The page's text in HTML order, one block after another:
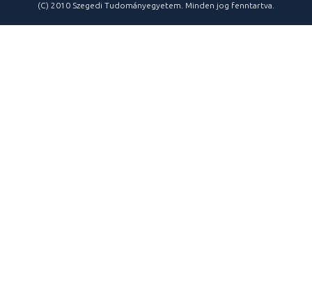
(C) 2010 Szegedi Tudományegyetem. Minden jog fenntartva.